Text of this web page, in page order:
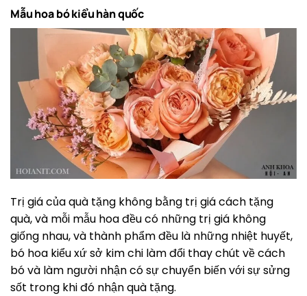
Mẫu hoa bó kiểu hàn quốc
Trị giá của quà tặng không bằng trị giá cách tặng
quà, và mỗi mẫu hoa đều có những trị giá không
giống nhau, và thành phẩm đều là những nhiệt huyết,
bó hoa kiểu xứ sở kim chi làm đổi thay chút về cách
bó và làm người nhận có sự chuyển biến với sự sửng
sốt trong khi đó nhận quà tặng.